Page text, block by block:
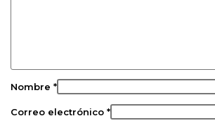
Nombre *
Correo electrónico *